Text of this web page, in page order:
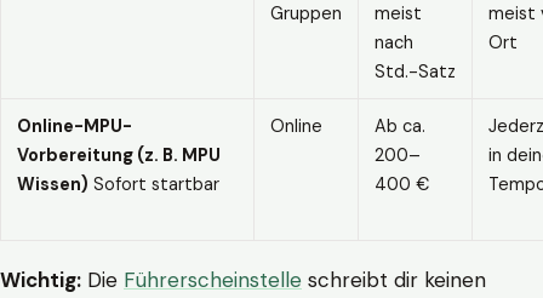
Gruppen
meist
nach
Std.-Satz
meist
Ort
Online-MPU-
Vorbereitung (z. B. MPU
Wissen) Sofort startbar
Online
Ab ca.
200–
400 €
in
Wichtig: Die Führerscheinstelle schreibt dir keinen